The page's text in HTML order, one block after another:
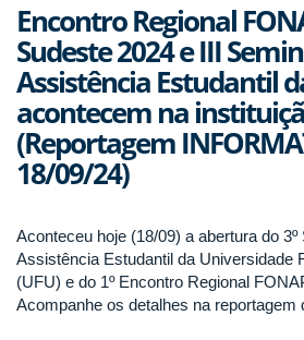
Encontro Regional
Sudeste 2024 e III
Assistência Estudantil
acontecem na
(Reportagem
18/09/24)
Aconteceu hoje (18/09) a abertura do 3º
Assistência Estudantil da Universidade
(UFU) e do 1º Encontro Regional
Acompanhe os detalhes na reportagem